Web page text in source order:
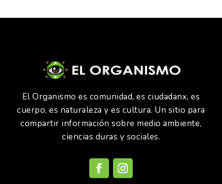
El Organismo es comunidad, es ciudadanx, es
cuerpo, es naturaleza y es cultura. Un sitio para
compartir información sobre medio ambiente,
ciencias duras y sociales.